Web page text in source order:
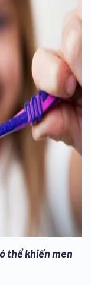
thể khiến men